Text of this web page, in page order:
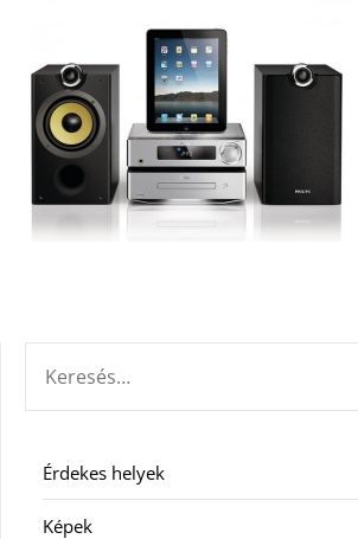
Érdekes helyek
Képek